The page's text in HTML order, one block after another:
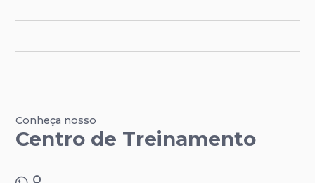
Conheça nosso
Centro de Treinamento